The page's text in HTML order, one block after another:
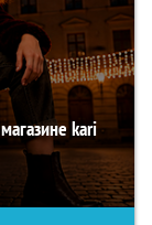
kari